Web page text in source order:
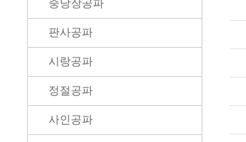
중낭장공파
판사공파
시랑공파
정절공파
사인공파